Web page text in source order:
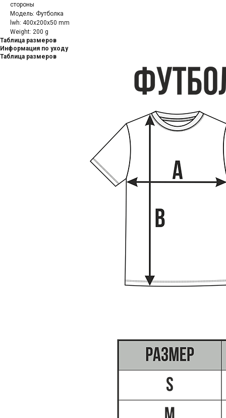
стороны
Модель: Футболка
lwh: 400x200x50 mm
Weight: 200 g
Таблица размеров
Информация по уходу
Таблица размеров